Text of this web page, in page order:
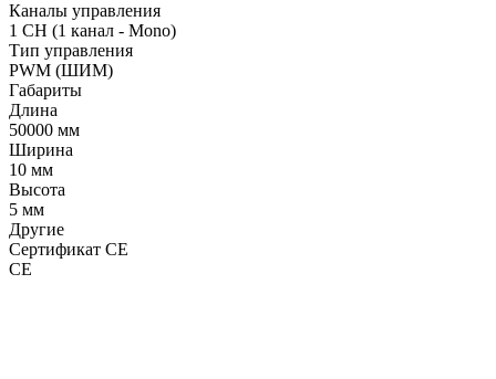
Каналы управления
1 CH (1 канал - Mono)
Тип управления
PWM (ШИМ)
Габариты
Длина
50000 мм
Ширина
10 мм
Высота
5 мм
Другие
Сертификат CE
CE